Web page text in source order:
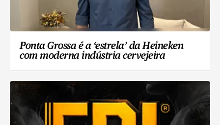
Ponta Grossa é a ‘estrela’ da Heineken
com moderna indústria cervejeira